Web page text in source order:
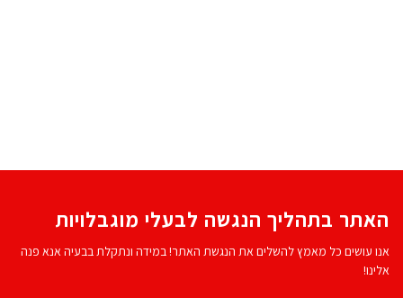
האתר בתהליך הנגשה לבעלי מוגבלויות
אנו עושים כל מאמץ להשלים את הנגשת האתר! במידה ונתקלת בבעיה אנא פנה
אלינו!